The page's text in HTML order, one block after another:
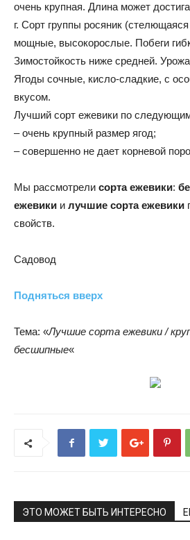
очень крупная. Длина может
г. Сорт группы росяник
мощные, высокорослые. Побеги
Зимостойкость ниже средней.
Ягоды сочные, кисло-сладкие, с
вкусом.
Лучший сорт ежевики по
– очень крупный размер ягод;
– совершенно не дает корневой
Мы рассмотрели сорта ежевики:
ежевики и лучшие сорта ежевики
свойств.
Cадовод
Подняться вверх
Тема: «Лучшие сорта ежевики /
бесшипные«
ЭТО МОЖЕТ БЫТЬ ИНТЕРЕСНО